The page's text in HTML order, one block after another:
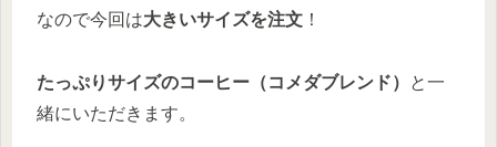
なので今回は大きいサイズを注文 ！
たっぷりサイズのコーヒー（コメダブレンド）
と一
緒にいただきます。